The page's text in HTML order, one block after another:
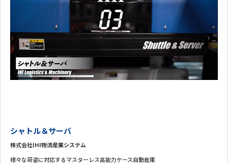
シャトル＆サーバ
株式会社IHI物流産業システム
様々な荷姿に対応するマスターレス高能力ケース自動倉庫